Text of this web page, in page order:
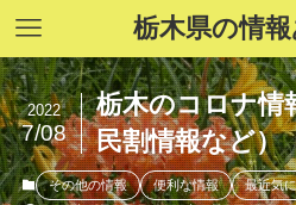
栃木県の情
栃木のコロナ情
民割情報など）
2022
7/08
その他の情報 便利な情報 最近気